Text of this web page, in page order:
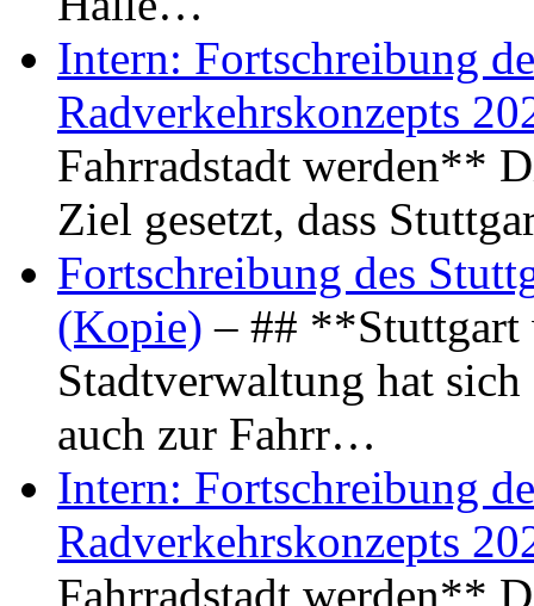
Intern: Fortschreibung
Radverkehrskonzepts
Fahrradstadt werden**
Ziel gesetzt, dass
Fortschreibung des
(Kopie) – ## **Stuttgart
Stadtverwaltung hat
auch zur Fahrr…
Intern: Fortschreibung
Radverkehrskonzepts
Fahrradstadt werden**